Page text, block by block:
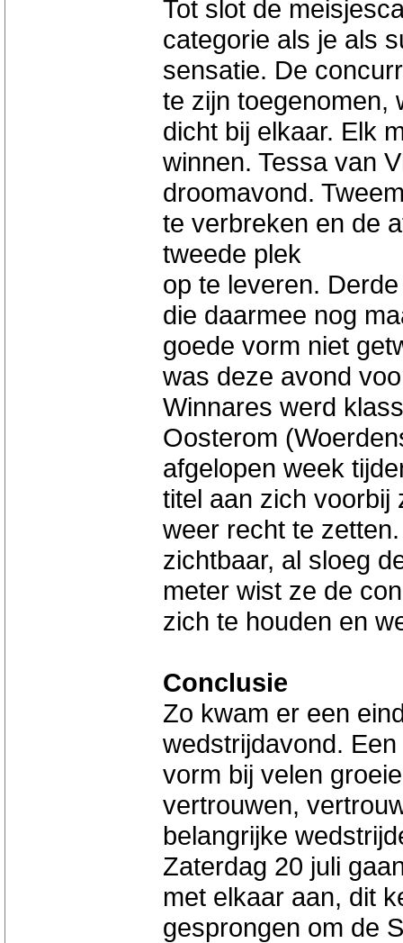
Tot slot de
categorie als je als
sensatie. De
te zijn toegenomen,
dicht bij elkaar. Elk
winnen. Tessa van
droomavond.
te verbreken en de
tweede plek
op te leveren.
die daarmee nog
goede vorm niet
was deze avond
Winnares werd
Oosterom
afgelopen week
titel aan zich voorbij
weer recht te
zichtbaar, al sloeg
meter wist ze de
zich te houden en
Conclusie
Zo kwam er een
wedstrijdavond.
vorm bij velen
vertrouwen,
belangrijke
Zaterdag 20 juli
met elkaar aan, dit
gesprongen om de